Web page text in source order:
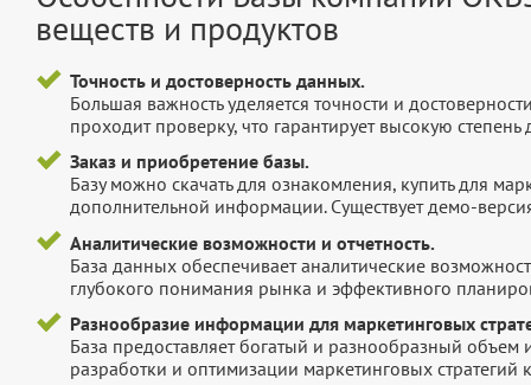
веществ и продуктов
Точность и достоверность данных.
Большая важность уделяется точности и
проходит проверку, что гарантирует высокую
Заказ и приобретение базы.
Базу можно скачать для ознакомления, купить для
дополнительной информации. Существует демо-
Аналитические возможности и отчетность.
База данных обеспечивает аналитические
глубокого понимания рынка и эффективного
Разнообразие информации для маркетинговых
База предоставляет богатый и разнообразный
разработки и оптимизации маркетинговых стратегий